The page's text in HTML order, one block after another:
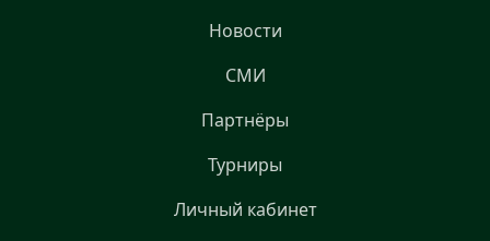
Новости
СМИ
Партнёры
Турниры
Личный кабинет